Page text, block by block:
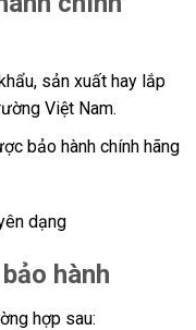
sản xuất hay lắp
Việt Nam.
bảo hành chính hãng
dạng
hành
hợp sau: